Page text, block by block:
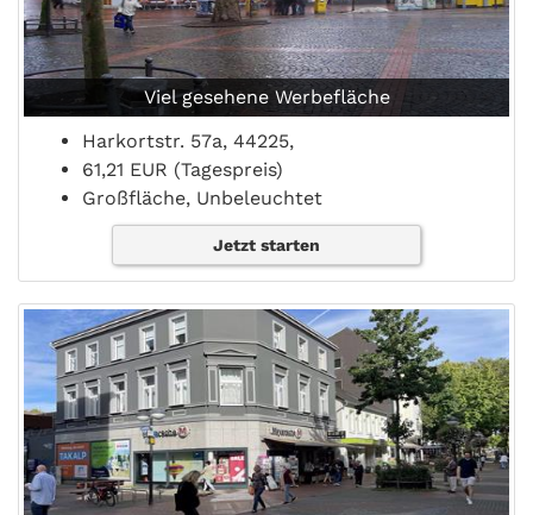
Viel gesehene Werbefläche
Harkortstr. 57a, 44225,
61,21 EUR (Tagespreis)
Großfläche, Unbeleuchtet
Jetzt starten